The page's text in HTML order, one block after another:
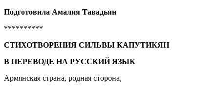
Подготовила Амалия Тавадьян
**********
СТИХОТВОРЕНИЯ СИЛЬВЫ КАПУТИКЯН
В ПЕРЕВОДЕ НА РУССКИЙ ЯЗЫК
Армянская страна, родная сторона,